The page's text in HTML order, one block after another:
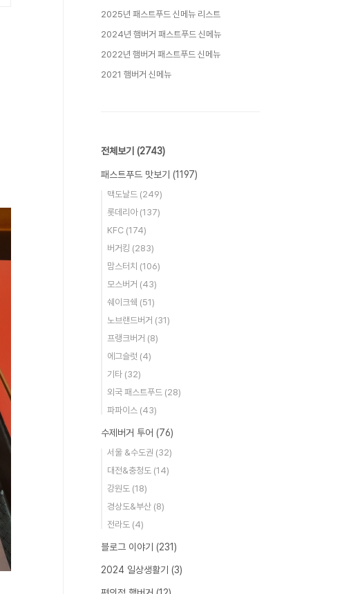
2025년 패스트푸드 신메뉴 리스트
2024년 햄버거 패스트푸드 신메뉴
2022년 햄버거 패스트푸드 신메뉴
2021 햄버거 신메뉴
전체보기 (2743)
패스트푸드 맛보기 (1197)
맥도날드 (249)
롯데리아 (137)
KFC (174)
버거킹 (283)
맘스터치 (106)
모스버거 (43)
쉐이크쉑 (51)
노브랜드버거 (31)
프랭크버거 (8)
에그슬럿 (4)
기타 (32)
외국 패스트푸드 (28)
파파이스 (43)
수제버거 투어 (76)
서울 &수도권 (32)
대전&충청도 (14)
강원도 (18)
경상도&부산 (8)
전라도 (4)
블로그 이야기 (231)
2024 일상생활기 (3)